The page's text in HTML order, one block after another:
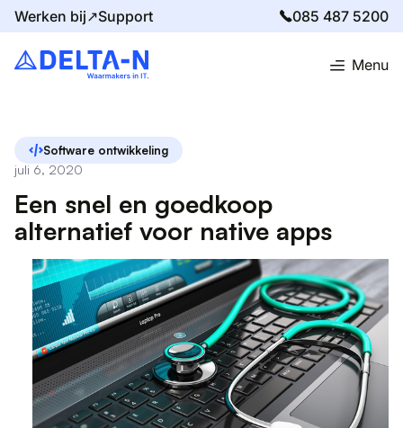
Werken bij↗Support 085 487 5200
Menu
Home Blog Een snel en goedkoop alternatief voor native apps
Software ontwikkeling
juli 6, 2020
Een snel en goedkoop
alternatief voor native apps